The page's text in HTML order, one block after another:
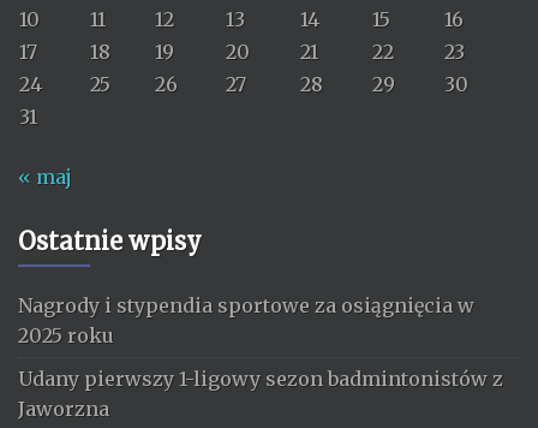
10
11 12 13 14 15
16
17
18 19 20 21 22
23
24
25 26 27 28 29
30
31
« maj
Ostatnie wpisy
Nagrody i stypendia sportowe za osiągnięcia w
2025 roku
Udany pierwszy 1-ligowy sezon badmintonistów z
Jaworzna